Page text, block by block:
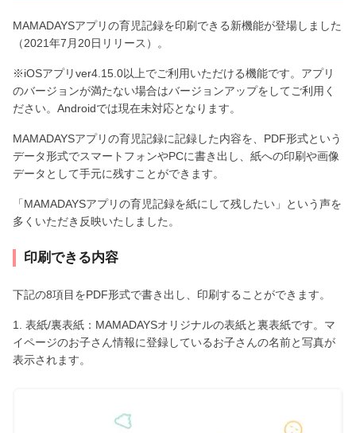
MAMADAYSアプリの育児記録を印刷できる新機能が登場しました
（2021年7月20日リリース）。
※iOSアプリver4.15.0以上でご利用いただける機能です。アプリ
のバージョンが満たない場合はバージョンアップをしてご利用く
ださい。Androidでは現在未対応となります。
MAMADAYSアプリの育児記録に記録した内容を、PDF形式という
データ形式でスマートフォンやPCに書き出し、紙への印刷や画像
データとして手元に残すことができます。
「MAMADAYSアプリの育児記録を紙にして残したい」という声を
多くいただき反映いたしました。
印刷できる内容
下記の8項目をPDF形式で書き出し、印刷することができます。
1. 表紙/裏表紙：MAMADAYSオリジナルの表紙と裏表紙です。マ
イページのお子さん情報に登録しているお子さんの名前と写真が
表示されます。